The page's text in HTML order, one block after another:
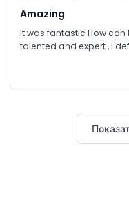
Amazing
It was fantastic How can that be so good? Pilot was extremely